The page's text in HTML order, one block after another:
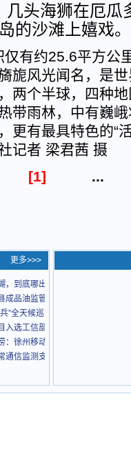
几头海狮在厄瓜
的沙滩上嬉戏。
有约25.6平方公
旎风光闻名，是
两个半球，四种
带雨林，中有巍
更有最具特色的“
记者 梁君茜 摄
[1] ...
更多>>>
，到底哪出问题了？
品油监管给出“数智解法”
”全天候巡田，科技赋能夏收防火
入选工信部国家级典型案例
：徐州移动筑牢城市汛期安全防线
通信监测支撑打击行动